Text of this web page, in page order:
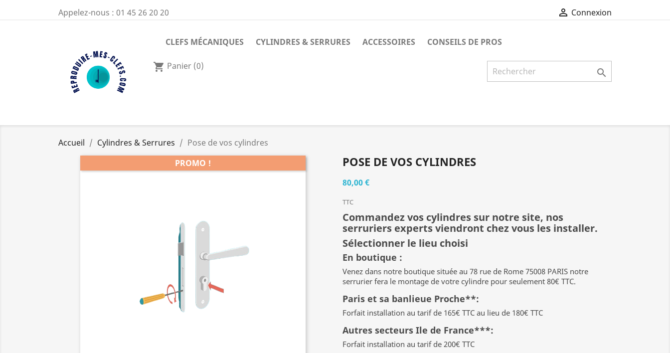
Appelez-nous : 01 45 26 20 20  Connexion
CLEFS MÉCANIQUES CYLINDRES & SERRURES ACCESSOIRES CONSEILS DE PROS

shopping_cart Panier (0)
Accueil Cylindres & Serrures
Pose de vos cylindres
PROMO !
POSE DE VOS CYLINDRES
80,00 €
TTC
Commandez vos cylindres sur notre site, nos
serruriers experts viendront chez vous les installer.
Sélectionner le lieu choisi
En boutique :
Venez dans notre boutique située au 78 rue de Rome 75008 PARIS notre
serrurier fera le montage de votre cylindre pour seulement 80€ TTC.
Paris et sa banlieue Proche**:
Forfait installation au tarif de 165€ TTC au lieu de 180€ TTC
Autres secteurs Ile de France***:
Forfait installation au tarif de 200€ TTC